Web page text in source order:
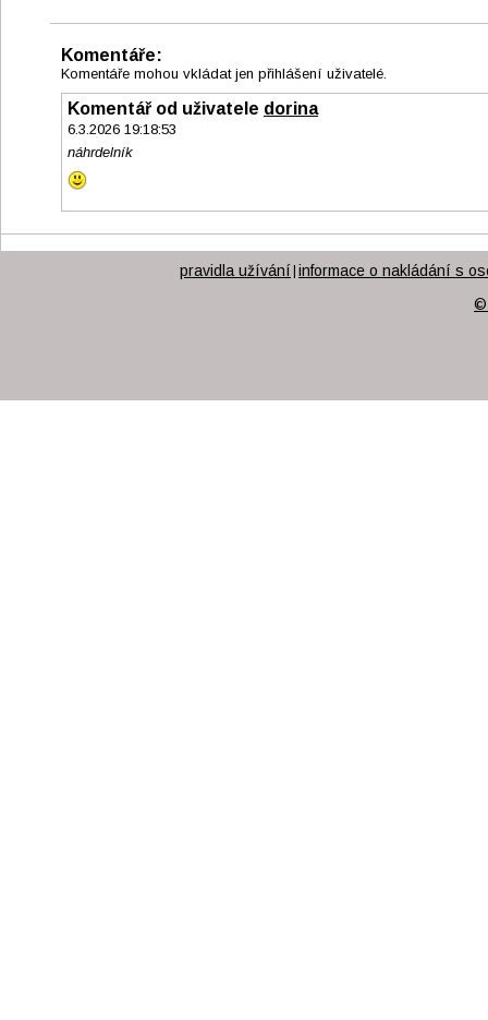
Komentáře:
Komentáře mohou vkládat jen přihlášení uživatelé.
Komentář od uživatele dorina
6.3.2026 19:18:53
náhrdelník
pravidla užívání informace o nakládání s
©